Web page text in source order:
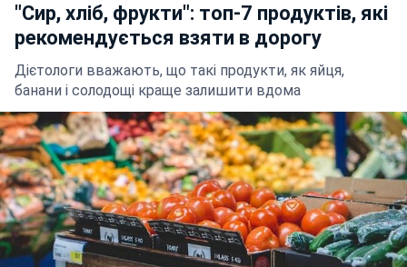
"Сир, хліб, фрукти": топ-7 продуктів, які
рекомендується взяти в дорогу
Дієтологи вважають, що такі продукти, як яйця,
банани і солодощі краще залишити вдома